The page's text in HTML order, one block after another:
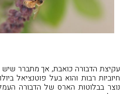
עקיצת הדבורה כואבת, אך מתברר שיש
חיוביות רבות והוא בעל פוטנציאל
נוצר בבלוטות הארס של הדבורה